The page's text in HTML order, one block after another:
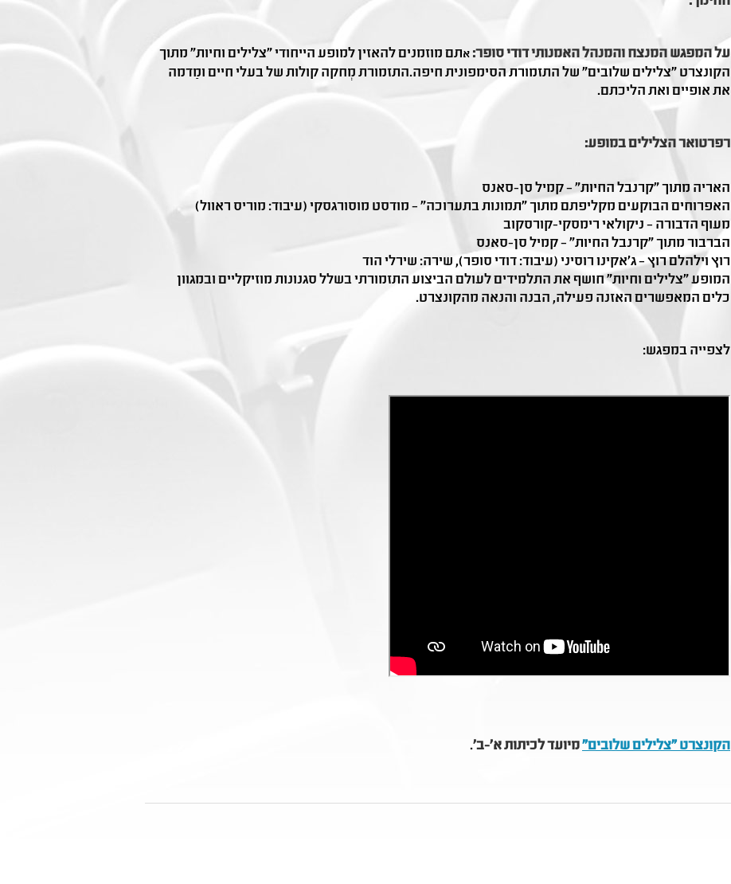
על המפגש המנצח והמנהל האמנותי דודי סופר: אתם מוזמנים להאזין למופע הייחודי "צלילים וחיות" מתוך
הקונצרט ״צלילים שלובים״ של התזמורת הסימפונית חיפה.התזמורת מְחקה קולות של בעלי חיים ומַדמה
את אופיים ואת הליכתם.
רפרטואר הצלילים במופע:
האריה מתוך "קרנבל החיות" – קמיל סן-סאנס
האפרוחים הבוקעים מקליפתם מתוך "תמונות בתערוכה" – מודסט מוסורגסקי (עיבוד: מוריס ראוול)
מעוף הדבורה – ניקולאי רימסקי-קורסקוב
הברבור מתוך ״קרנבל החיות" – קמיל סן-סאנס
רוץ וילהלם רוץ – ג'אקינו רוסיני (עיבוד: דודי סופר), שירה: שירלי הוד
המופע "צלילים וחיות" חושף את התלמידים לעולם הביצוע התזמורתי בשלל סגנונות מוזיקליים ובמגוון
כלים המאפשרים האזנה פעילה, הבנה והנאה מהקונצרט.
לצפייה במפגש:
הקונצרט "צלילים שלובים"מיועד לכיתות א'-ב'.